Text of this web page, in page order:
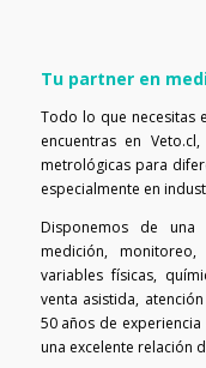
Tu partner en
Todo lo que necesitas
encuentras en
metrológicas para
especialmente en
Disponemos de
medición,
variables físicas,
venta asistida,
50 años de
una excelente relación